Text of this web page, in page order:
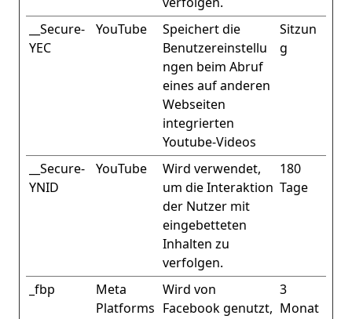
__Secure-
YEC
YouTube
Speichert die
Benutzereinstellu
ngen beim Abruf
eines auf anderen
Webseiten
integrierten
Youtube-Videos
Sitzun
g
__Secure-
YNID
YouTube
Wird verwendet,
um die Interaktion
der Nutzer mit
eingebetteten
Inhalten zu
verfolgen.
180
Tage
_fbp
Meta
Platforms
Wird von
Facebook genutzt,
3
Monat